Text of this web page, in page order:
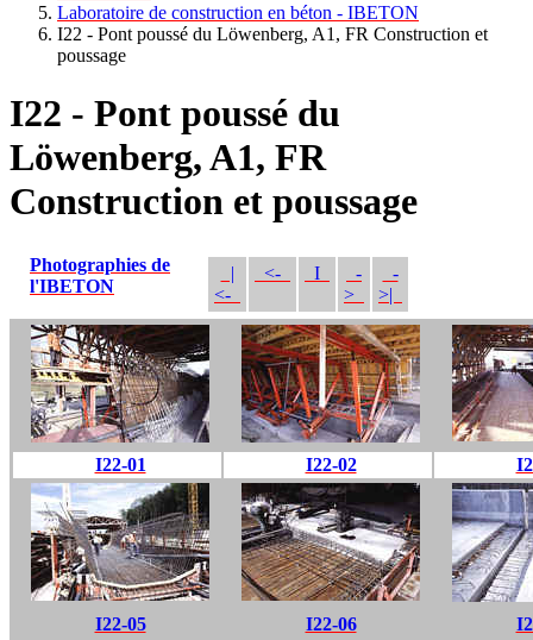
Laboratoire de construction en béton - IBETON
I22 - Pont poussé du Löwenberg, A1, FR Construction et
poussage
I22 - Pont poussé du
Löwenberg, A1, FR
Construction et poussage
Photographies de
l'IBETON
|
<-
<- I
-
>
-
>|
I22-01 I22-02
I22-05 I22-06